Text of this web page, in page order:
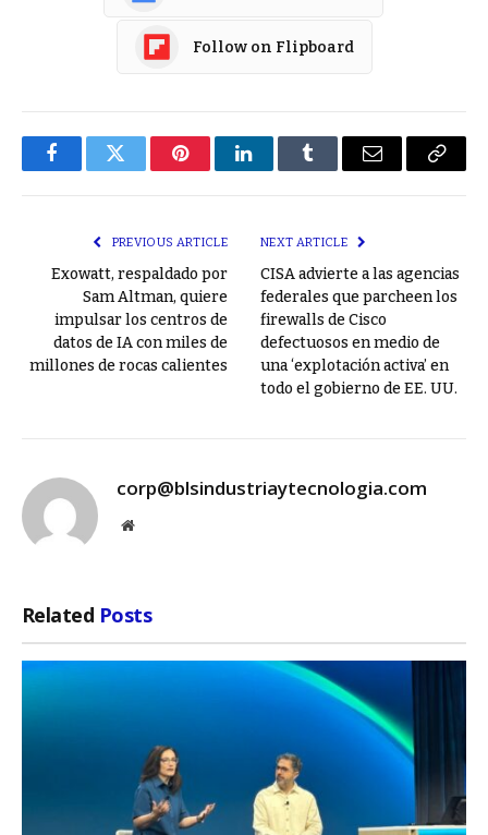
Follow on Flipboard
FacebookTwitter PinterestLinkedInTumblr Email
Copy
PREVIOUS ARTICLE
Exowatt, respaldado por
Sam Altman, quiere
impulsar los centros de
datos de IA con miles de
millones de rocas calientes
NEXT ARTICLE
CISA advierte a las agencias
federales que parcheen los
firewalls de Cisco
defectuosos en medio de
una ‘explotación activa’ en
todo el gobierno de EE. UU.
corp@blsindustriaytecnologia.com
Website
Related Posts